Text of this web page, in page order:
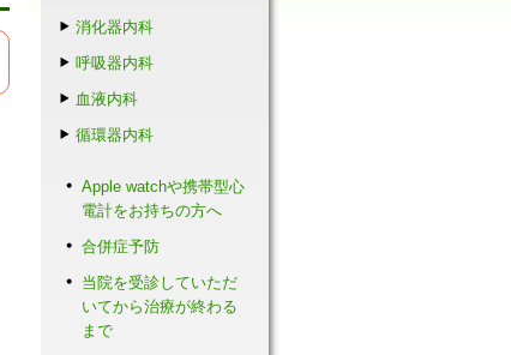
消化器内科
呼吸器内科
血液内科
循環器内科
Apple watchや携帯型心
電計をお持ちの方へ
合併症予防
当院を受診していただ
いてから治療が終わる
まで